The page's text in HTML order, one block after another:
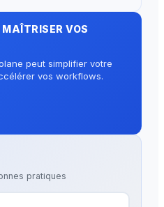
VOS
peut simplifier votre
vos workflows.
pratiques